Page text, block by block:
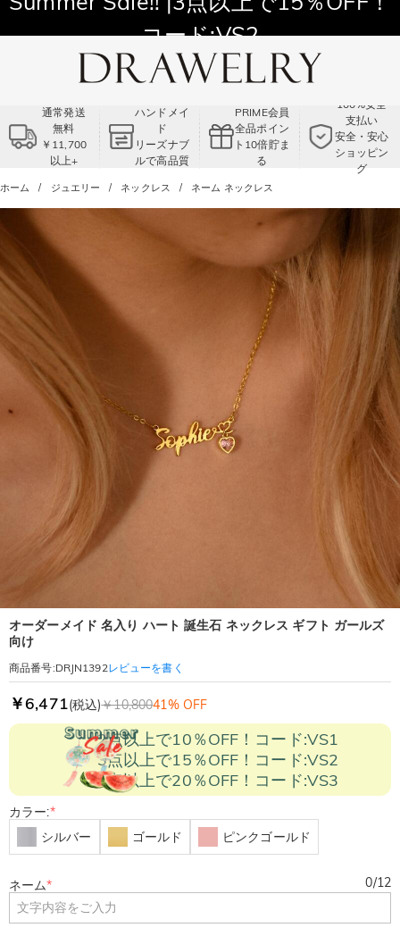
11,700円以上通常配送無料！
Summer Sale!! |3点以上で15％OFF！
コード:VS2
通常発送
無料
￥11,700
以上+
ハンドメイ
ド
リーズナブ
ルで高品質
PRIME会員
全品ポイン
ト10倍貯ま
る
100%安全
支払い
安全・安心
ショッピン
グ
ホーム ジュエリー ネックレス ネーム ネックレス
オーダーメイド 名入り ハート 誕生石 ネックレス ギフト ガールズ
向け
商品番号:DRJN1392レビューを書く
￥6,471(税込)￥10,80041% OFF
2点以上で10％OFF！コード:VS1
3点以上で15％OFF！コード:VS2
5点以上で20％OFF！コード:VS3
カラー:*
シルバー
ゴールド ピンクゴールド
ネーム* 0/12